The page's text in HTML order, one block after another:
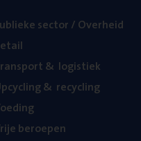
sec­tor / Overheid
& logistiek
& recycling
beroe­pen